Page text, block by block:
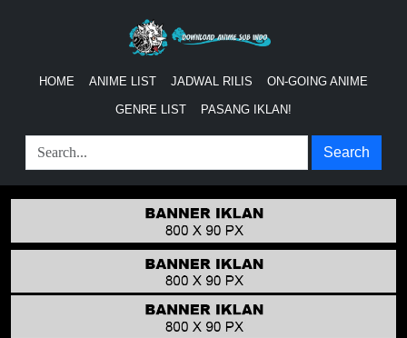
HOME ANIME LIST JADWAL RILIS ON-GOING ANIME
GENRE LIST PASANG IKLAN!
Search